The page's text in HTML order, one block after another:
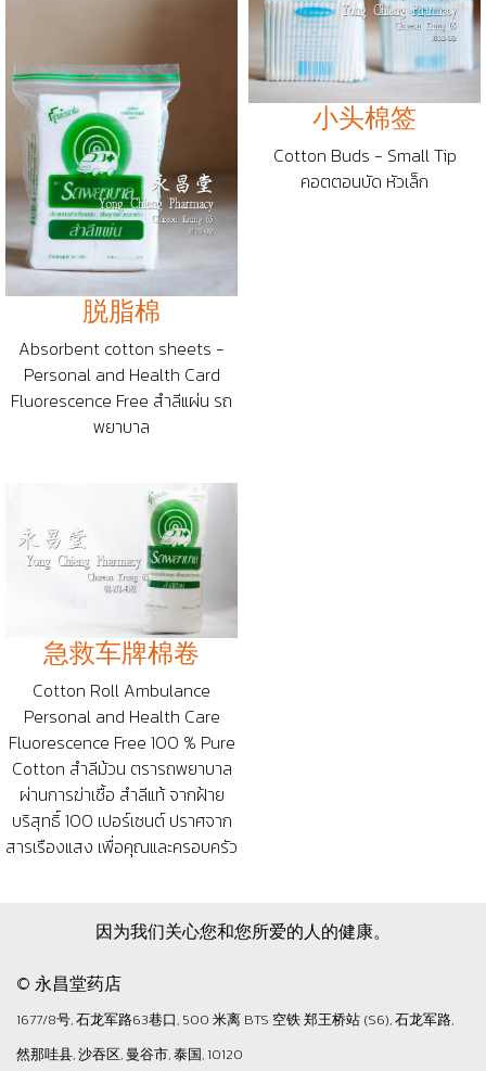
脱脂棉
Absorbent cotton sheets -
Personal and Health Card
Fluorescence Free สำลีแผ่น รถ
พยาบาล
小头棉签
Cotton Buds - Small Tip
คอตตอนบัด หัวเล็ก
急救车牌棉卷
Cotton Roll Ambulance
Personal and Health Care
Fluorescence Free 100 % Pure
Cotton สำลีม้วน ตรารถพยาบาล
ผ่านการฆ่าเชื้อ สำลีแท้ จากฝ้าย
บริสุทธิ์ 100 เปอร์เซนต์ ปราศจาก
สารเรืองแสง เพื่อคุณและครอบครัว
因为我们关心您和您所爱的人的健康。
© 永昌堂药店
1677/8号, 石龙军路63巷口, 500 米离 BTS 空铁 郑王桥站 (S6), 石龙军路,
然那哇县, 沙吞区, 曼谷市, 泰国, 10120